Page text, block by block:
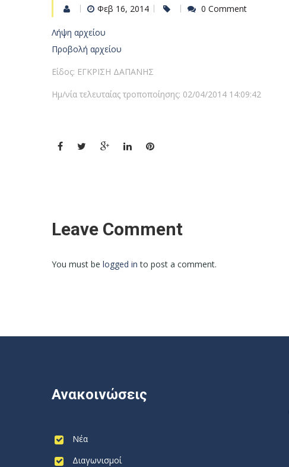
Φεβ 16, 2014 0 Comment
Λήψη αρχείου
Προβολή αρχείου
Είδος: ΕΓΚΡΙΣΗ ΔΑΠΑΝΗΣ
Ημ/νία τελευταίας τροποποίησης: 02/04/2014 14:09:42
Leave Comment
You must be logged in to post a comment.
Ανακοινώσεις
Νέα
Διαγωνισμοί